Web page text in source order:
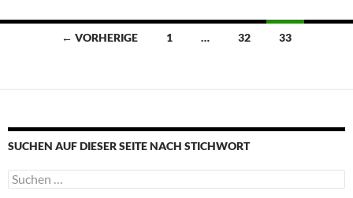
Beitragsnavigation
← VORHERIGE 1 … 32 33
SUCHEN AUF DIESER SEITE NACH STICHWORT
Suche
nach: